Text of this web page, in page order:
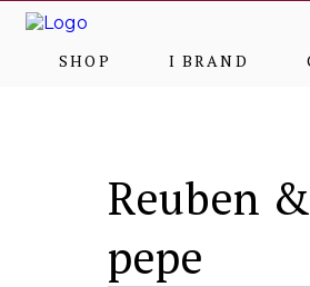
SHOP I BRAND
Reuben
pepe